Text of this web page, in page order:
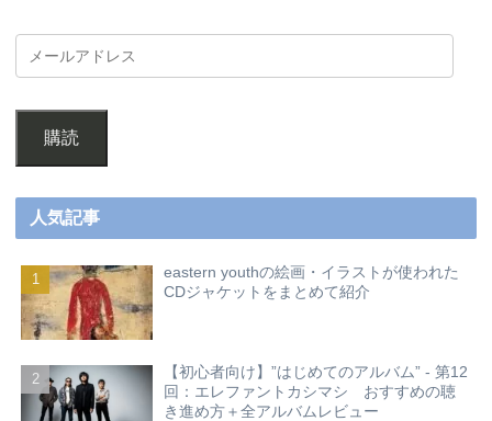
購読
人気記事
eastern youthの絵画・イラストが使われた
CDジャケットをまとめて紹介
【初心者向け】”はじめてのアルバム” - 第12
回：エレファントカシマシ おすすめの聴
き進め方＋全アルバムレビュー